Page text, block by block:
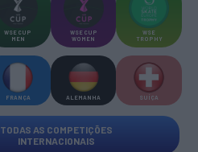
WSE CUP
MEN
WSE CUP
WOMEN
WSE
TROPHY
FRANÇA ALEMANHA SUÍÇA
TODAS AS COMPETIÇÕES
INTERNACIONAIS